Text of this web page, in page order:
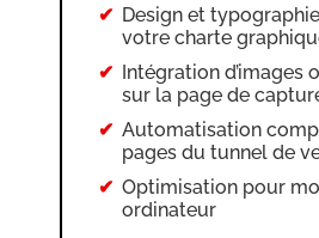
d’automatisation d’e-
Optimisation pour
ordinateur
Design et
votre charte
Intégration d’images
sur la page de
Automatisation
pages du tunnel de
Optimisation pour
ordinateur